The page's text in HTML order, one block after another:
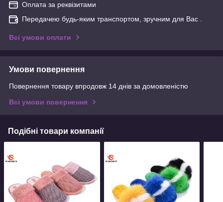
Оплата за реквізитами
Передачею будь-яким транспортом, зручним для Вас .
Всі умови оплати
Умови повернення
Повернення товару впродовж 14 днів за домовленістю
Всі умови повернення
Подібні товари компанії